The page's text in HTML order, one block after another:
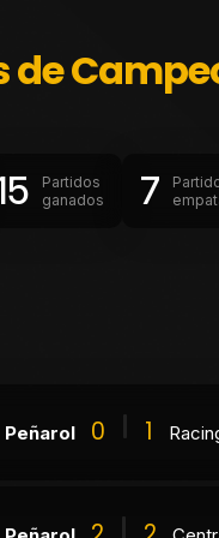
Partidos
ganados
7
Peñarol 0 1